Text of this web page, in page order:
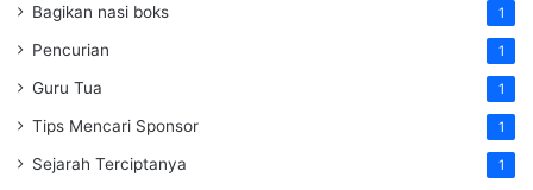
Bagikan nasi boks 1
Pencurian 1
Guru Tua 1
Tips Mencari Sponsor 1
Sejarah Terciptanya 1